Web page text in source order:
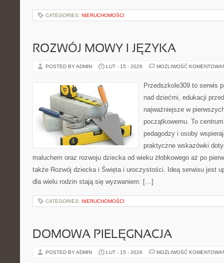
CATEGORIES: NIERUCHOMOŚCI
ROZWÓJ MOWY I JĘZYKA
POSTED BY ADMIN LUT - 15 - 2026 MOŻLIWOŚĆ
Przedszkole309 to serwis
nad dziećmi, edukacji
najważniejsze w
początkowemu. To
pedagodzy i osoby
praktyczne wskazówki
maluchem oraz rozwoju dziecka od wieku żłobkowego aż po
także Rozwój dziecka i Święta i uroczystości. Ideą serwisu jest
dla wielu rodzin stają się wyzwaniem: […]
CATEGORIES: NIERUCHOMOŚCI
DOMOWA PIELĘGNACJA
POSTED BY ADMIN LUT - 15 - 2026 MOŻLIWOŚĆ